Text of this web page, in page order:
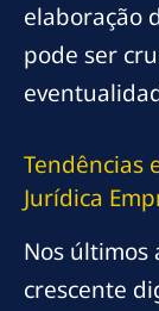
elaboração
pode ser
Tendências
Jurídica
Nos últimos
crescente